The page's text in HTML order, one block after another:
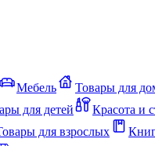
Мебель Товары для
для детей Красота и
для взрослых